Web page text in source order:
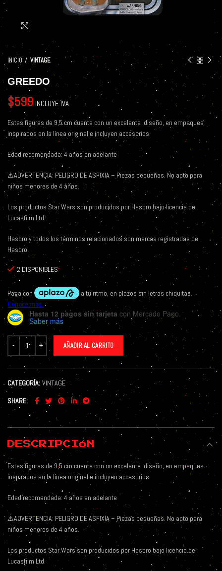
INICIO VINTAGE
GREEDO
$599 INCLUYE IVA
Estas figuras de 9,5 cm cuenta con un excelente diseño, en empaques
inspirados en la línea original e incluyen accesorios.
Edad recomendada: 4 años en adelante
⚠️ADVERTENCIA: PELIGRO DE ASFIXIA – Piezas pequeñas. No apto para
niños menores de 4 años.
Los productos Star Wars son producidos por Hasbro bajo licencia de
Lucasfilm Ltd.
Hasbro y todos los términos relacionados son marcas registradas de
Hasbro.
2 DISPONIBLES
Hasta 12 pagos sin tarjeta con Mercado Pago.
Saber más
AÑADIR AL CARRITO
CATEGORÍA: VINTAGE
SHARE
DESCRIPCIÓN
Estas figuras de 9,5 cm cuenta con un excelente diseño, en empaques
inspirados en la línea original e incluyen accesorios.
Edad recomendada: 4 años en adelante
⚠️ADVERTENCIA: PELIGRO DE ASFIXIA – Piezas pequeñas. No apto para
niños menores de 4 años.
Los productos Star Wars son producidos por Hasbro bajo licencia de
Lucasfilm Ltd.